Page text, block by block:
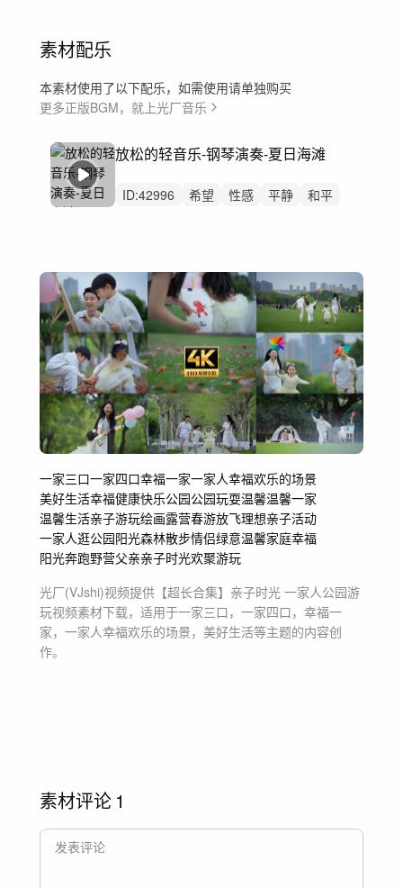
素材配乐
本素材使用了以下配乐，如需使用请单独购买
更多正版BGM，就上光厂音乐
放松的轻音乐-钢琴演奏-夏日海滩
ID:42996 希望 性感 平静
和平
一家三口一家四口幸福一家一家人幸福欢乐的场景
美好生活幸福健康快乐公园公园玩耍温馨温馨一家
温馨生活亲子游玩绘画露营春游放飞理想亲子活动
一家人逛公园阳光森林散步情侣绿意温馨家庭幸福
阳光奔跑野营父亲亲子时光欢聚游玩
光厂(VJshi)视频提供 【超长合集】亲子时光 一家人公园游
玩视频素材下载，适用于一家三口，一家四口，幸福一
家，一家人幸福欢乐的场景，美好生活等主题的内容创
作。
素材评论 1